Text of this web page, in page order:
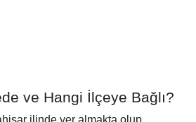
ve Hangi İlçeye Bağlı?
ilinde yer almakta olup,